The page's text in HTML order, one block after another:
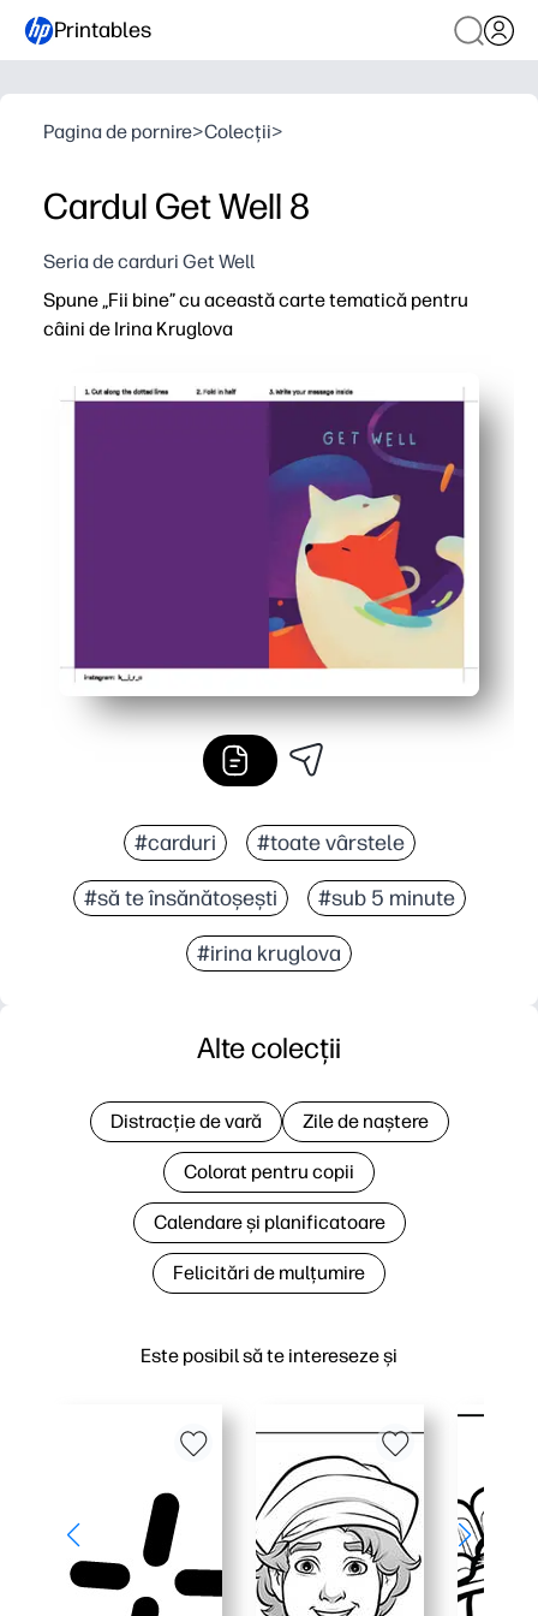
Printables
Pagina de pornire>Colecții>
Cardul Get Well 8
Seria de carduri Get Well
Spune „Fii bine” cu această carte tematică pentru
câini de Irina Kruglova
Imprimați pe Letter sau A4, pliați și sunteți gata în
Ilustrația veselă a câinilor aduce zâmbete
Obțineți un interior gol, astfel încât să puteți adăuga o
Sari peste rulările de ultimă oră în magazin, ținând
#carduri #toate vârstele
#să te însănătoșești #sub 5 minute
#irina kruglova
Este posibil să te intereseze și
Alte colecții
Distracție de vară Zile de naștere
Colorat pentru copii
Calendare și planificatoare
Felicitări de mulțumire